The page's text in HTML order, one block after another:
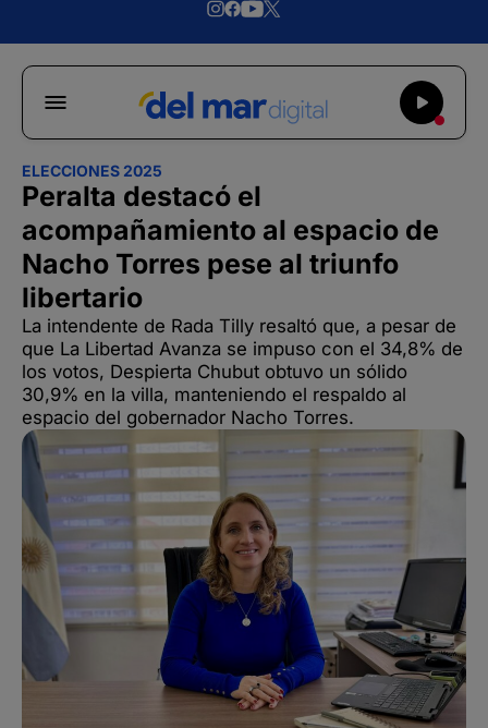
ELECCIONES 2025
Peralta destacó el
acompañamiento al espacio de
Nacho Torres pese al triunfo
libertario
La intendente de Rada Tilly resaltó que, a pesar de
que La Libertad Avanza se impuso con el 34,8% de
los votos, Despierta Chubut obtuvo un sólido
30,9% en la villa, manteniendo el respaldo al
espacio del gobernador Nacho Torres.